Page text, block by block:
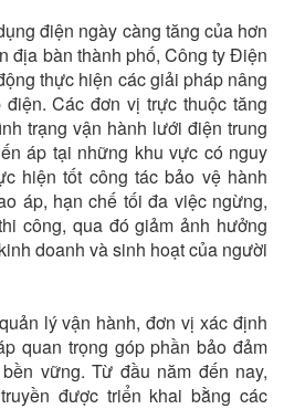
điện ngày càng tăng của hơn
địa bàn thành phố, Công ty Điện
thực hiện các giải pháp nâng
Các đơn vị trực thuộc tăng
trạng vận hành lưới điện trung
áp tại những khu vực có nguy
hiện tốt công tác bảo vệ hành
áp, hạn chế tối đa việc ngừng,
công, qua đó giảm ảnh hưởng
doanh và sinh hoạt của người
lý vận hành, đơn vị xác định
quan trọng góp phần bảo đảm
vững. Từ đầu năm đến nay,
được triển khai bằng các